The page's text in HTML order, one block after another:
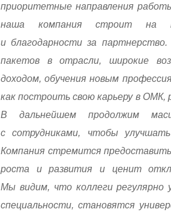
приоритетные направления
наша компания строит на
и благодарности за
пакетов в отрасли, широкие
доходом, обучения новым
как построить свою карьеру в
В дальнейшем продолжим
с сотрудниками, чтобы
Компания стремится
роста и развития и ценит
Мы видим, что коллеги регулярно
специальности, становятся